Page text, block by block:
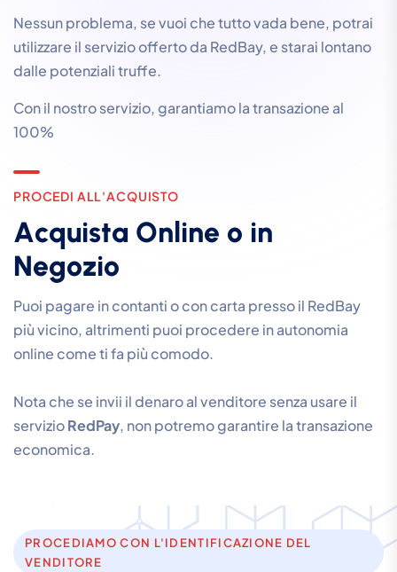
Nessun problema, se vuoi che tutto vada bene, potrai
utilizzare il servizio offerto da RedBay, e starai lontano
dalle potenziali truffe.
Con il nostro servizio, garantiamo la transazione al
100%
PROCEDI ALL'ACQUISTO
Acquista On ine o in
Negozio
Puoi pagare in contanti o con carta presso il RedBay
più vicino, altrimenti puoi procedere in autonomia
online come ti fa più comodo.
Nota che se invii il denaro al venditore senza usare il
servizioRedPay, non potremo garantire la transazione
economica.
PROCEDIAMO CON L'IDENTIFICAZIONE DEL
VENDITORE